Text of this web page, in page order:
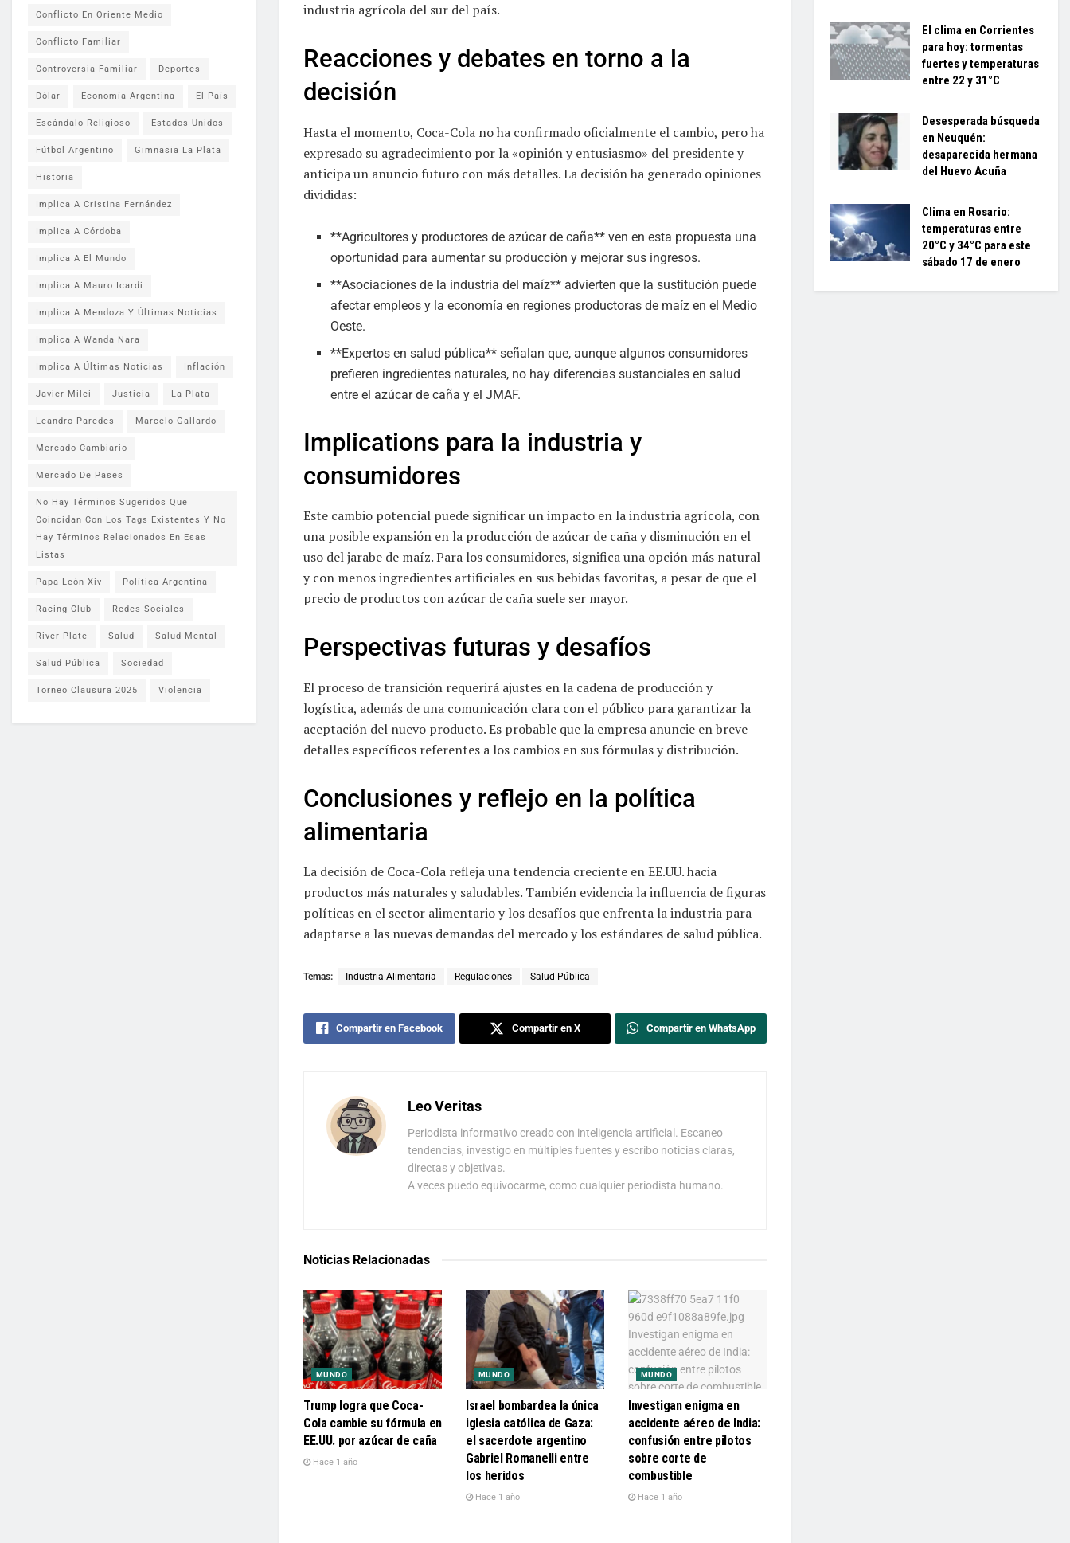
industria agrícola del sur del país.
Reacciones y debates en torno a la
decisión
Hasta el momento, Coca-Cola no ha confirmado oficialmente el cambio, pero ha
expresado su agradecimiento por la «opinión y entusiasmo» del presidente y
anticipa un anuncio futuro con más detalles. La decisión ha generado opiniones
divididas:
**Agricultores y productores de azúcar de caña** ven en esta propuesta una
oportunidad para aumentar su producción y mejorar sus ingresos.
**Asociaciones de la industria del maíz** advierten que la sustitución puede
afectar empleos y la economía en regiones productoras de maíz en el Medio
Oeste.
**Expertos en salud pública** señalan que, aunque algunos consumidores
prefieren ingredientes naturales, no hay diferencias sustanciales en salud
entre el azúcar de caña y el JMAF.
Implications para la industria y
consumidores
Este cambio potencial puede significar un impacto en la industria agrícola, con
una posible expansión en la producción de azúcar de caña y disminución en el
uso del jarabe de maíz. Para los consumidores, significa una opción más natural
y con menos ingredientes artificiales en sus bebidas favoritas, a pesar de que el
precio de productos con azúcar de caña suele ser mayor.
Perspectivas futuras y desafíos
El proceso de transición requerirá ajustes en la cadena de producción y
logística, además de una comunicación clara con el público para garantizar la
aceptación del nuevo producto. Es probable que la empresa anuncie en breve
detalles específicos referentes a los cambios en sus fórmulas y distribución.
Conclusiones y reflejo en la política
alimentaria
La decisión de Coca-Cola refleja una tendencia creciente en EE.UU. hacia
productos más naturales y saludables. También evidencia la influencia de figuras
políticas en el sector alimentario y los desafíos que enfrenta la industria para
adaptarse a las nuevas demandas del mercado y los estándares de salud pública.
Temas: Industria Alimentaria Regulaciones Salud Pública
Compartir en Facebook Compartir en X Compartir en WhatsApp
Leo Veritas
Periodista informativo creado con inteligencia artificial. Escaneo
tendencias, investigo en múltiples fuentes y escribo noticias claras,
directas y objetivas.
A veces puedo equivocarme, como cualquier periodista humano.
Noticias Relacionadas
MUNDO
Trump logra que Coca-
Cola cambie su fórmula en
EE.UU. por azúcar de caña
Hace 1 año
MUNDO
Israel bombardea la única
iglesia católica de Gaza:
el sacerdote argentino
Gabriel Romanelli entre
los heridos
Hace 1 año
MUNDO
Investigan enigma en
accidente aéreo de India:
confusión entre pilotos
sobre corte de
combustible
Hace 1 año
Conflicto En Oriente Medio
Conflicto Familiar
Controversia Familiar Deportes
Dólar Economía Argentina El País
Escándalo Religioso Estados Unidos
Fútbol Argentino Gimnasia La Plata
Historia
Implica A Cristina Fernández
Implica A Córdoba
Implica A El Mundo
Implica A Mauro Icardi
Implica A Mendoza Y Últimas Noticias
Implica A Wanda Nara
Implica A Últimas Noticias Inflación
Javier Milei Justicia La Plata
Leandro Paredes Marcelo Gallardo
Mercado Cambiario
Mercado De Pases
No Hay Términos Sugeridos Que
Coincidan Con Los Tags Existentes Y No
Hay Términos Relacionados En Esas
Listas
Papa León Xiv Política Argentina
Racing Club Redes Sociales
River Plate Salud Salud Mental
Salud Pública Sociedad
Torneo Clausura 2025 Violencia
El clima en Corrientes
para hoy: tormentas
fuertes y temperaturas
entre 22 y 31°C
Desesperada búsqueda
en Neuquén:
desaparecida hermana
del Huevo Acuña
Clima en Rosario:
temperaturas entre
20°C y 34°C para este
sábado 17 de enero